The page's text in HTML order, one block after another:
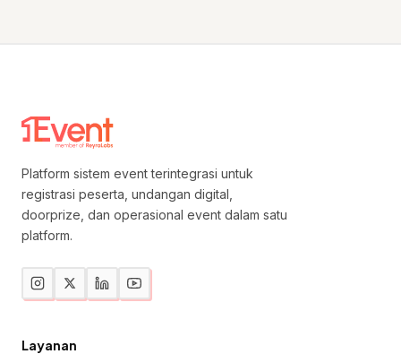
Platform sistem event terintegrasi untuk
registrasi peserta, undangan digital,
doorprize, dan operasional event dalam satu
platform.
Layanan